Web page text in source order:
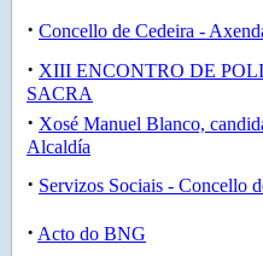
· Concello de Cedeira -
· XIII ENCONTRO DE
SACRA
· Xosé Manuel Blanco,
Alcaldía
· Servizos Sociais - Concello
· Acto do BNG